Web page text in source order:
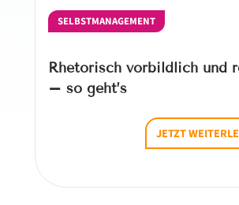
SELBSTMANAGEMENT
Rhetorisch vorbildlich und
– so geht’s
JETZT